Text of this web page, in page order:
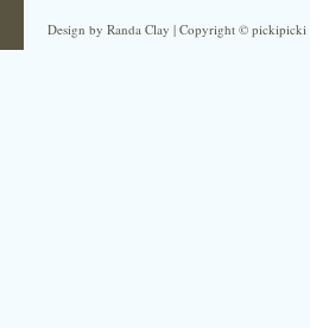
Design by Randa Clay | Copyright © pickipicki